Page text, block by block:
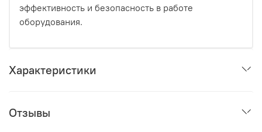
эффективность и безопасность в работе
оборудования.
Характеристики
Отзывы